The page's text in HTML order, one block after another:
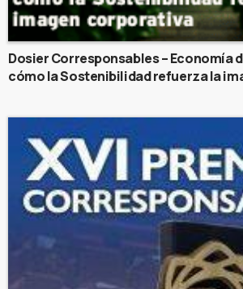
Dosier Corresponsables – Economía
cómo la Sostenibilidad refuerza la